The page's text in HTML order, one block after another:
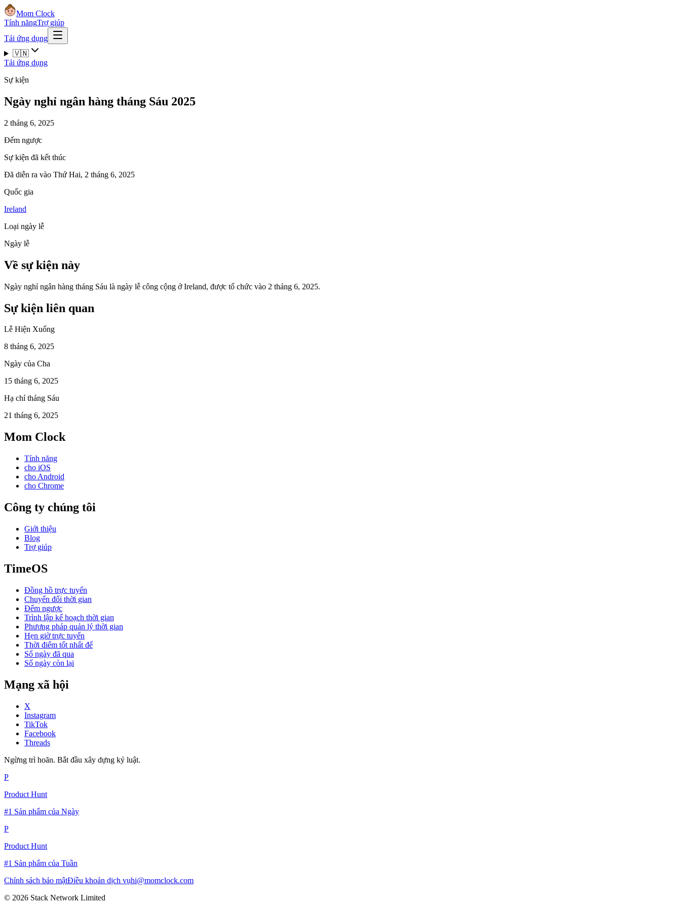
Mom Clock
Tính năngTrợ giúp
Tải ứng dụng
🇻🇳
Tải ứng dụng
Sự kiện
Ngày nghỉ ngân hàng tháng Sáu 2025
2 tháng 6, 2025
Đếm ngược
Sự kiện đã kết thúc
Đã diễn ra vào Thứ Hai, 2 tháng 6, 2025
Quốc gia
Ireland
Loại ngày lễ
Ngày lễ
Về sự kiện này
Ngày nghỉ ngân hàng tháng Sáu là ngày lễ công cộng ở Ireland, được tổ chức vào 2 tháng 6, 2025.
Sự kiện liên quan
Lễ Hiện Xuống
8 tháng 6, 2025
Ngày của Cha
15 tháng 6, 2025
Hạ chí tháng Sáu
21 tháng 6, 2025
Mom Clock
Tính năng
cho iOS
cho Android
cho Chrome
Công ty chúng tôi
Giới thiệu
Blog
Trợ giúp
TimeOS
Đồng hồ trực tuyến
Chuyển đổi thời gian
Đếm ngược
Trình lập kế hoạch thời gian
Phương pháp quản lý thời gian
Hẹn giờ trực tuyến
Thời điểm tốt nhất để
Số ngày đã qua
Số ngày còn lại
Mạng xã hội
X
Instagram
TikTok
Facebook
Threads
Ngừng trì hoãn. Bắt đầu xây dựng kỷ luật.
P
Product Hunt
#1 Sản phẩm của Ngày
P
Product Hunt
#1 Sản phẩm của Tuần
Chính sách bảo mậtĐiều khoản dịch vụhi@momclock.com
© 2026 Stack Network Limited